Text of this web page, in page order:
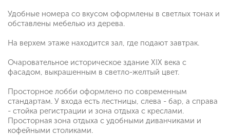
Удобные номера со вкусом оформлены в светлых тонах и
обставлены мебелью из дерева.
На верхем этаже находится зал, где подают завтрак.
Очаровательное историческое здание XIX века с
фасадом, выкрашенным в светло-желтый цвет.
Просторное лобби оформлено по современным
стандартам. У входа есть лестницы, слева - бар, а справа
- стойка регистрации и зона отдыха с креслами.
Просторная зона отдыха с удобными диванчиками и
кофейными столиками.